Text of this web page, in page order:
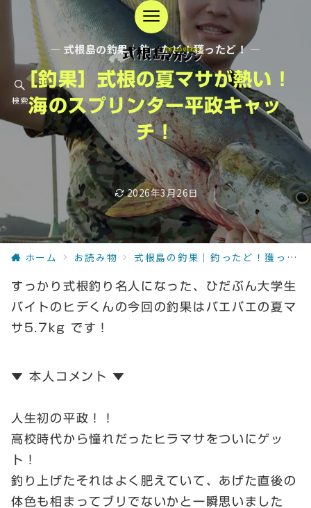
検索
— 式根島の釣果｜釣ったど！獲ったど！ —
［釣果］式根の夏マサが熱い！
海のスプリンター平政キャッ
チ！
2026年3月26日
ホーム お読み物 式根島の釣果｜釣ったど！獲ったど！
すっかり式根釣り名人になった、ひだぶん大学生
バイトのヒデくんの今回の釣果はバエバエの夏マ
サ5.7kg です！
▼ 本人コメント ▼
人生初の平政！！
高校時代から憧れだったヒラマサをついにゲッ
ト！
釣り上げたそれはよく肥えていて、あげた直後の
体色も相まってブリでないかと一瞬思いました